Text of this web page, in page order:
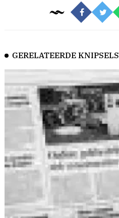
GERELATEERDE KNIPSELS